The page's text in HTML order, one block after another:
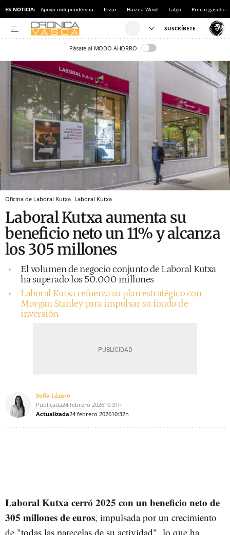
ES NOTICIA: Apoyo independencia Irizar Haizea Wind Talgo Precio gasolina
Pásate al MODO AHORRO
Oficina de Laboral Kutxa Laboral Kutxa
Laboral Kutxa aumenta su
beneficio neto un 11% y alcanza
los 305 millones
El volumen de negocio conjunto de Laboral Kutxa
ha superado los 50.000 millones
Laboral Kutxa refuerza su plan estratégico con
Morgan Stanley para impulsar su fondo de
inversión
Sofía Lázaro
Publicada24 febrero 202610:31h
Actualizada24 febrero 202610:32h
Laboral Kutxa cerró 2025 con un beneficio neto de
305 millones de euros, impulsada por un crecimiento
de "todas las parecelas de su actividad", lo que ha